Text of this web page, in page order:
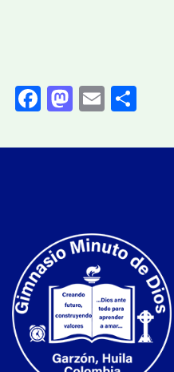
Facebook
Mastodon
Email